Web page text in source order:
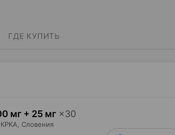
ГДЕ КУПИТЬ
мг + 25 мг ×30
КРКА , Словения